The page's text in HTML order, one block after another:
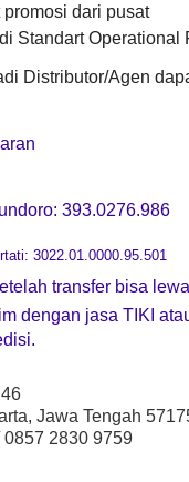
dari pusat
Standart Operational
Distributor/Agen
393.0276.986
3022.01.0000.95.501
transfer bisa
dengan jasa TIKI
Jawa Tengah
0857 2830 9759